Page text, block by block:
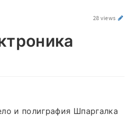
28 views
и полиграфия Шпаргалка